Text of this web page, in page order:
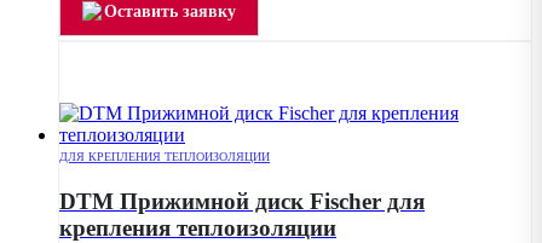
Оставить заявку
ДЛЯ КРЕПЛЕНИЯ ТЕПЛОИЗОЛЯЦИИ
DTM Прижимной диск Fischer для
крепления теплоизоляции